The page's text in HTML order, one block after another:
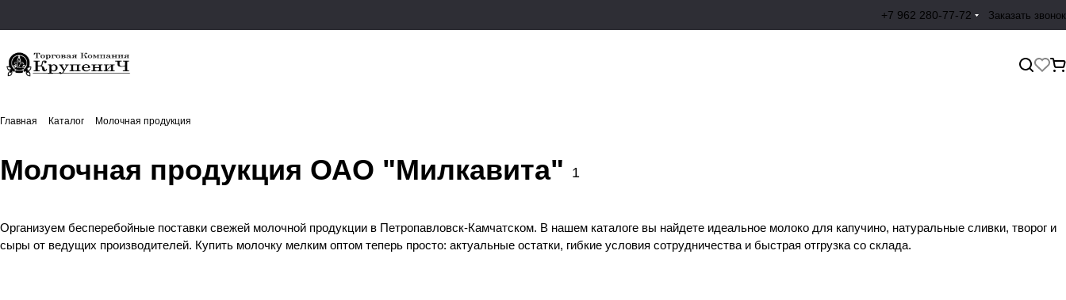
+7 962 280-77-72 Заказать звонок
Главная Каталог Молочная продукция
Молочная продукция ОАО "Милкавита" 1
Организуем бесперебойные поставки свежей молочной продукции в Петропавловск-Камчатском. В нашем каталоге вы найдете идеальное молоко для капучино, натуральные сливки, творог и
сыры от ведущих производителей. Купить молочку мелким оптом теперь просто: актуальные остатки, гибкие условия сотрудничества и быстрая отгрузка со склада.